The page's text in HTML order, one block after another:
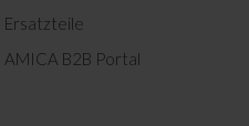
Ersatzteile
AMICA B2B Portal